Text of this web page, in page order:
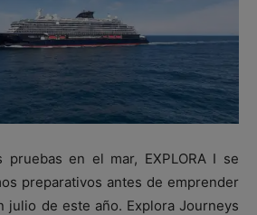
en el mar, EXPLORA I se
preparativos antes de emprender
julio de este año. Explora Journeys